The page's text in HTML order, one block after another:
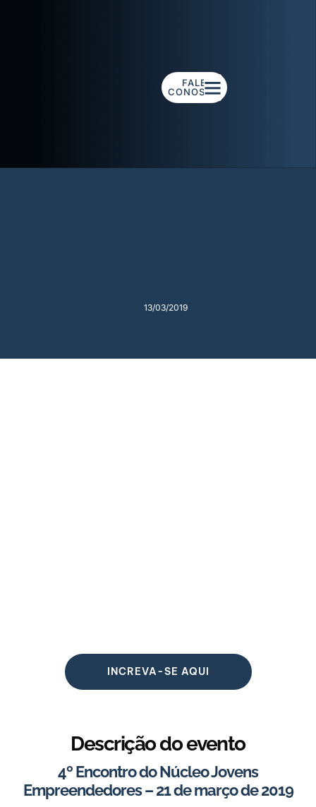
FALE
CONOSCO
13/03/2019
INCREVA-SE AQUI
Descrição do evento
4º Encontro do Núcleo Jovens
Empreendedores – 21 de março de 2019